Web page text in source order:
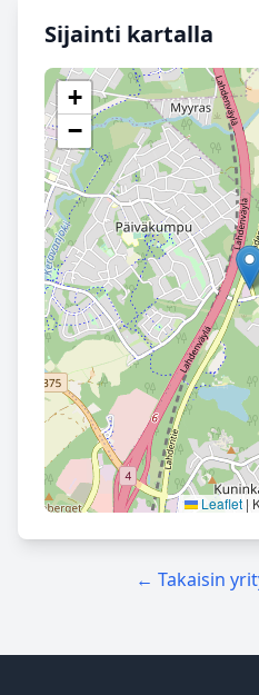
Sijainti kartalla
+
−
Leaflet |
← Takaisin